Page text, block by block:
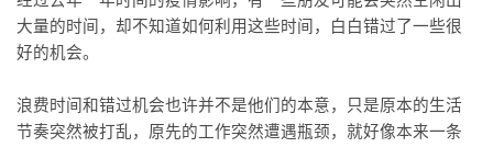
大量的时间，却不知道如何利用这些时间，白白错过了一些很
好的机会。
浪费时间和错过机会也许并不是他们的本意，只是原本的生活
节奏突然被打乱，原先的工作突然遭遇瓶颈，就好像本来一条